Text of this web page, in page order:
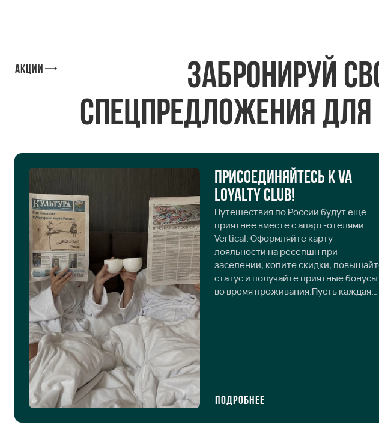
Акции
Забронируй
спецпредложения
Присоединяйтесь к VA
Loyalty Club!
Путешествия по России будут еще
приятнее вместе с апарт-отелями
Vertical. Оформляйте карту
лояльности на ресепшн при
заселении, копите скидки,
статус и получайте приятные бонусы
во время проживания.Пусть каждая
Подробнее